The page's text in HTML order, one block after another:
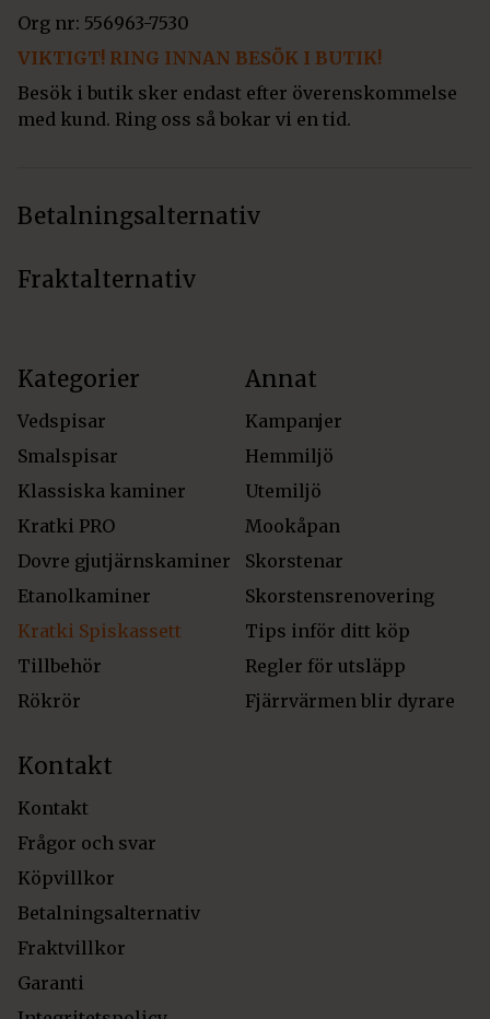
Org nr: 556963-7530
VIKTIGT! RING INNAN BESÖK I BUTIK!
Besök i butik sker endast efter överenskommelse
med kund. Ring oss så bokar vi en tid.
Betalningsalternativ
Fraktalternativ
Kategorier
Vedspisar
Smalspisar
Klassiska kaminer
Kratki PRO
Dovre gjutjärnskaminer
Etanolkaminer
Kratki Spiskassett
Tillbehör
Rökrör
Annat
Kampanjer
Hemmiljö
Utemiljö
Mookåpan
Skorstenar
Skorstensrenovering
Tips inför ditt köp
Regler för utsläpp
Fjärrvärmen blir dyrare
Kontakt
Kontakt
Frågor och svar
Köpvillkor
Betalningsalternativ
Fraktvillkor
Garanti